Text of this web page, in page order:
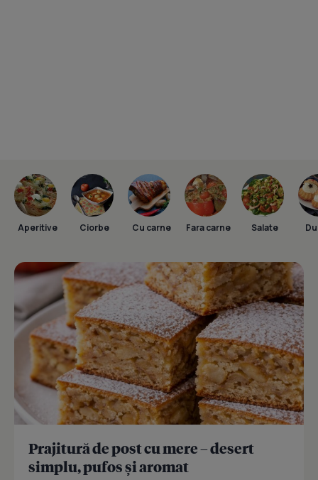
Aperitive Ciorbe Cu carne Fara carne Salate
Prajitură de post cu mere – desert
simplu, pufos și aromat